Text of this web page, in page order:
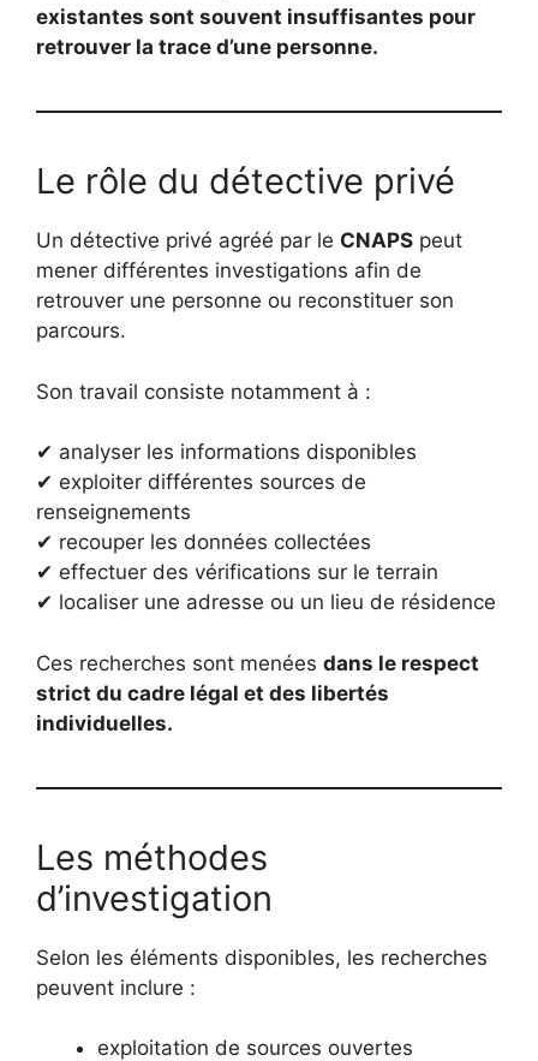
existantes sont souvent insuffisantes pour
retrouver la trace d’une personne.
Le rôle du détective privé
Un détective privé agréé par le CNAPS peut
mener différentes investigations afin de
retrouver une personne ou reconstituer son
parcours.
Son travail consiste notamment à :
✔ analyser les informations disponibles
✔ exploiter différentes sources de
renseignements
✔ recouper les données collectées
✔ effectuer des vérifications sur le terrain
✔ localiser une adresse ou un lieu de résidence
Ces recherches sont menées dans le respect
strict du cadre légal et des libertés
individuelles.
Les méthodes
d’investigation
Selon les éléments disponibles, les recherches
peuvent inclure :
exploitation de sources ouvertes